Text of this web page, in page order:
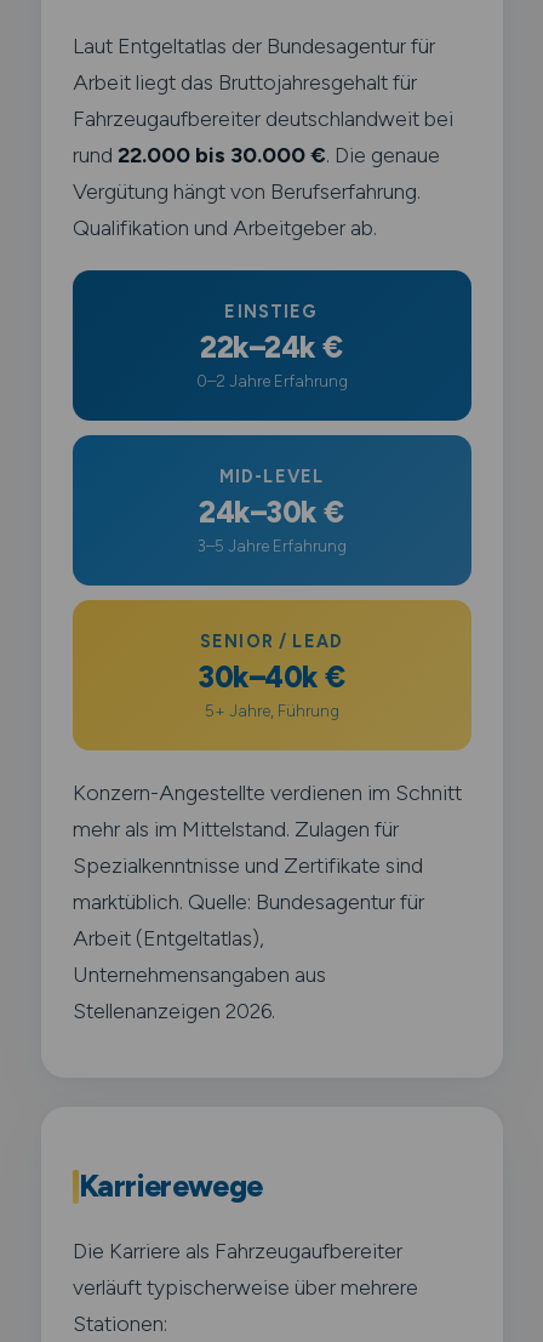
Laut Entgeltatlas der Bundesagentur für
Arbeit liegt das Bruttojahresgehalt für
Fahrzeugaufbereiter deutschlandweit bei
rund 22.000 bis 30.000 €. Die genaue
Vergütung hängt von Berufserfahrung.
Qualifikation und Arbeitgeber ab.
EINSTIEG
22k–24k €
0–2 Jahre Erfahrung
MID-LEVEL
24k–30k €
3–5 Jahre Erfahrung
SENIOR / LEAD
30k–40k €
5+ Jahre, Führung
Konzern-Angestellte verdienen im Schnitt
mehr als im Mittelstand. Zulagen für
Spezialkenntnisse und Zertifikate sind
marktüblich. Quelle: Bundesagentur für
Arbeit (Entgeltatlas),
Unternehmensangaben aus
Stellenanzeigen 2026.
Karrierewege
Die Karriere als Fahrzeugaufbereiter
verläuft typischerweise über mehrere
Stationen: